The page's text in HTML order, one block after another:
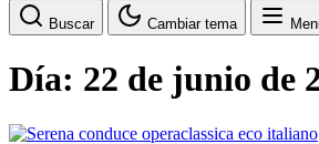
Buscar Cambiar tema
Día: 22 de junio de